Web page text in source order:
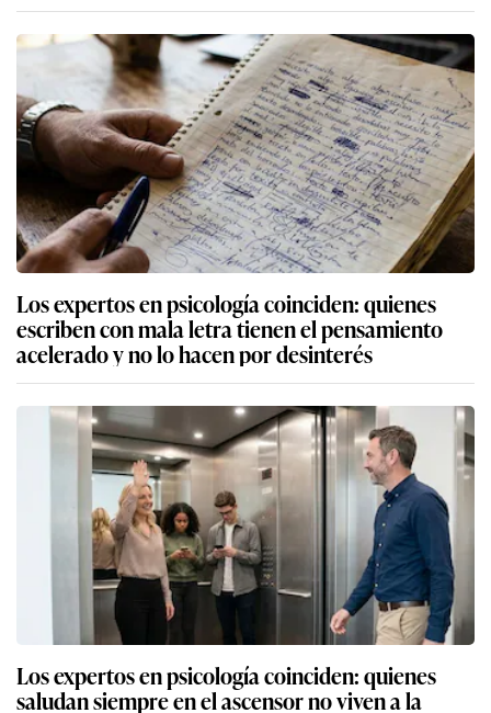
Los expertos en psicología coinciden: quienes
escriben con mala letra tienen el pensamiento
acelerado y no lo hacen por desinterés
Los expertos en psicología coinciden: quienes
saludan siempre en el ascensor no viven a la